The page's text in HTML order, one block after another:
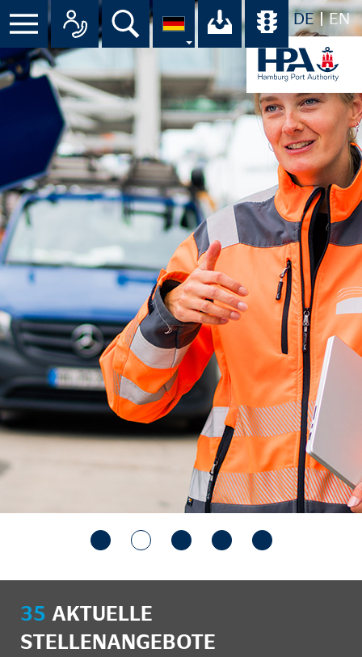
DE EN
Menü Alle Ansprechpartner im
Suche Ihr Download-
35 AKTUELLE
STELLENANGEBOTE